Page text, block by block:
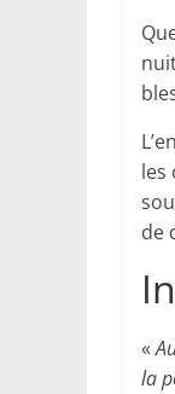
les
de
«
la